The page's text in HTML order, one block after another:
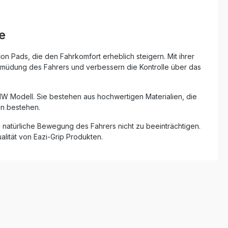
dass
auf das
Pads, die den Fahrkomfort erheblich steigern. Mit ihrer
des Fahrers und verbessern die Kontrolle über das
Modell. Sie bestehen aus hochwertigen Materialien, die
bestehen.
Bewegung des Fahrers nicht zu beeinträchtigen.
von Eazi-Grip Produkten.